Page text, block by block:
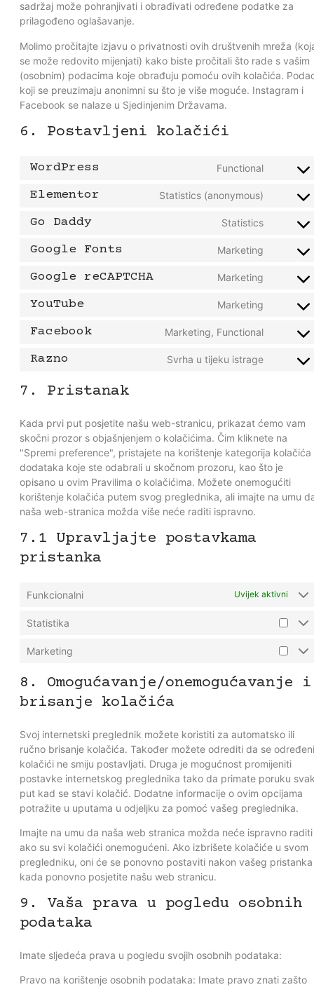
sadržaj može pohranjivati i obrađivati određene podatke za
prilagođeno oglašavanje.
Molimo pročitajte izjavu o privatnosti ovih društvenih mreža
se može redovito mijenjati) kako biste pročitali što rade s vašim
(osobnim) podacima koje obrađuju pomoću ovih kolačića.
koji se preuzimaju anonimni su što je više moguće. Instagram i
Facebook se nalaze u Sjedinjenim Državama.
6. Postavljeni kolačići
WordPress Functional
Elementor Statistics (anonymous)
Go Daddy Statistics
Google Fonts Marketing
Google reCAPTCHA Marketing
YouTube Marketing
Facebook Marketing, Functional
Razno Svrha u tijeku istrage
7. Pristanak
Kada prvi put posjetite našu web-stranicu, prikazat ćemo vam
skočni prozor s objašnjenjem o kolačićima. Čim kliknete na
"Spremi preference", pristajete na korištenje kategorija kolačića
dodataka koje ste odabrali u skočnom prozoru, kao što je
opisano u ovim Pravilima o kolačićima. Možete onemogućiti
korištenje kolačića putem svog preglednika, ali imajte na umu
naša web-stranica možda više neće raditi ispravno.
7.1 Upravljajte postavkama
pristanka
Funkcionalni Uvijek aktivni
Statistika
Marketing
8. Omogućavanje/onemogućavanje i
brisanje kolačića
Svoj internetski preglednik možete koristiti za automatsko ili
ručno brisanje kolačića. Također možete odrediti da se određeni
kolačići ne smiju postavljati. Druga je mogućnost promijeniti
postavke internetskog preglednika tako da primate poruku
put kad se stavi kolačić. Dodatne informacije o ovim opcijama
potražite u uputama u odjeljku za pomoć vašeg preglednika.
Imajte na umu da naša web stranica možda neće ispravno raditi
ako su svi kolačići onemogućeni. Ako izbrišete kolačiće u svom
pregledniku, oni će se ponovno postaviti nakon vašeg pristanka
kada ponovno posjetite našu web stranicu.
9. Vaša prava u pogledu osobnih
podataka
Imate sljedeća prava u pogledu svojih osobnih podataka:
Pravo na korištenje osobnih podataka: Imate pravo znati zašto